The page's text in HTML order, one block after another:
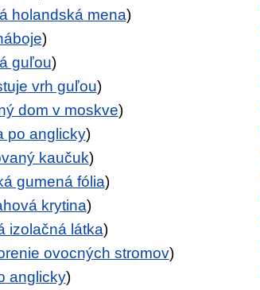
holandská mena)
)
guľou)
vrh guľou)
dom v moskve)
po anglicky)
kaučuk)
gumená fólia)
krytina)
izolačná látka)
ovocných stromov)
anglicky)